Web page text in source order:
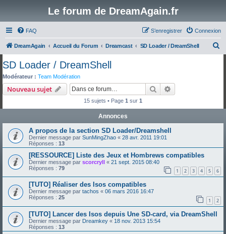
Le forum de DreamAgain.fr
FAQ Connexion
S’enregistrer
DreamAgain Accueil du Forum Dreamcast SD Loader / DreamShell
SD Loader / DreamShell
Modérateur : Team Modération
Nouveau sujet Rechercher
15 sujets • Page 1 sur 1
Annonces
A propos de la section SD Loader/Dreamshell
Dernier message par SunMingZhao « 28 avr. 2011 19:01
Réponses : 13
[RESSOURCE] Liste des Jeux et Hombrews compatibles
Dernier message par scorcryll « 21 sept. 2015 08:40
Réponses : 79 1 2 3 4 5 6
[TUTO] Réaliser des Isos compatibles
Dernier message par tachos « 06 mars 2016 16:47
Réponses : 25 1 2
[TUTO] Lancer des Isos depuis Une SD-card, via DreamShell
Dernier message par Dreamkey « 18 nov. 2013 15:54
Réponses : 13